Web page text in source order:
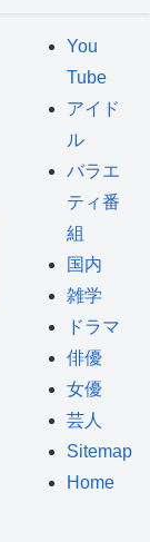
You
Tube
アイド
ル
バラエ
ティ番
組
国内
雑学
ドラマ
俳優
女優
芸人
Sitemap
Home